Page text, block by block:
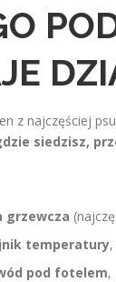
z najczęściej
siedzisz,
grzewcza
temperatury,
pod fotelem,